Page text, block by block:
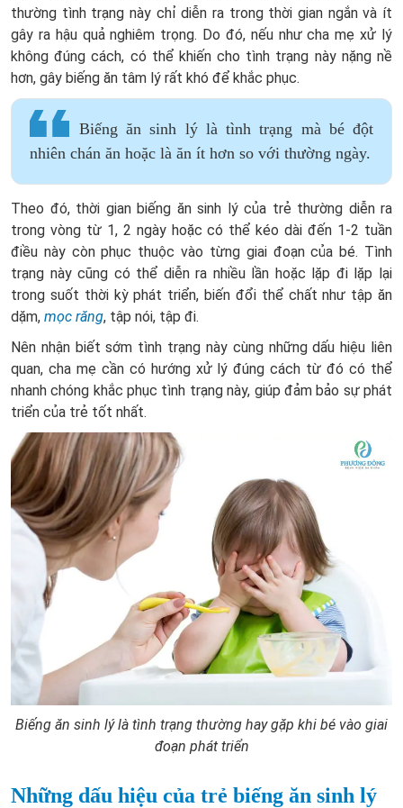
thường tình trạng này chỉ diễn ra trong thời gian ngắn và ít
gây ra hậu quả nghiêm trọng. Do đó, nếu như cha mẹ xử lý
không đúng cách, có thể khiến cho tình trạng này nặng nề
hơn, gây biếng ăn tâm lý rất khó để khắc phục.
Biếng ăn sinh lý là tình trạng mà bé đột
nhiên chán ăn hoặc là ăn ít hơn so với thường ngày.
Theo đó, thời gian biếng ăn sinh lý của trẻ thường diễn ra
trong vòng từ 1, 2 ngày hoặc có thể kéo dài đến 1-2 tuần
điều này còn phục thuộc vào từng giai đoạn của bé. Tình
trạng này cũng có thể diễn ra nhiều lần hoặc lặp đi lặp lại
trong suốt thời kỳ phát triển, biến đổi thể chất như tập ăn
dặm, mọc răng, tập nói, tập đi.
Nên nhận biết sớm tình trạng này cùng những dấu hiệu liên
quan, cha mẹ cần có hướng xử lý đúng cách từ đó có thể
nhanh chóng khắc phục tình trạng này, giúp đảm bảo sự phát
triển của trẻ tốt nhất.
Biếng ăn sinh lý là tình trạng thường hay gặp khi bé vào giai
đoạn phát triển
Những dấu hiệu của trẻ biếng ăn sinh lý